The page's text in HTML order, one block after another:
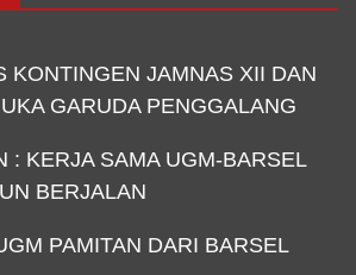
KONTINGEN JAMNAS XII DAN
GARUDA PENGGALANG
: KERJA SAMA UGM-BARSEL
BERJALAN
PAMITAN DARI BARSEL